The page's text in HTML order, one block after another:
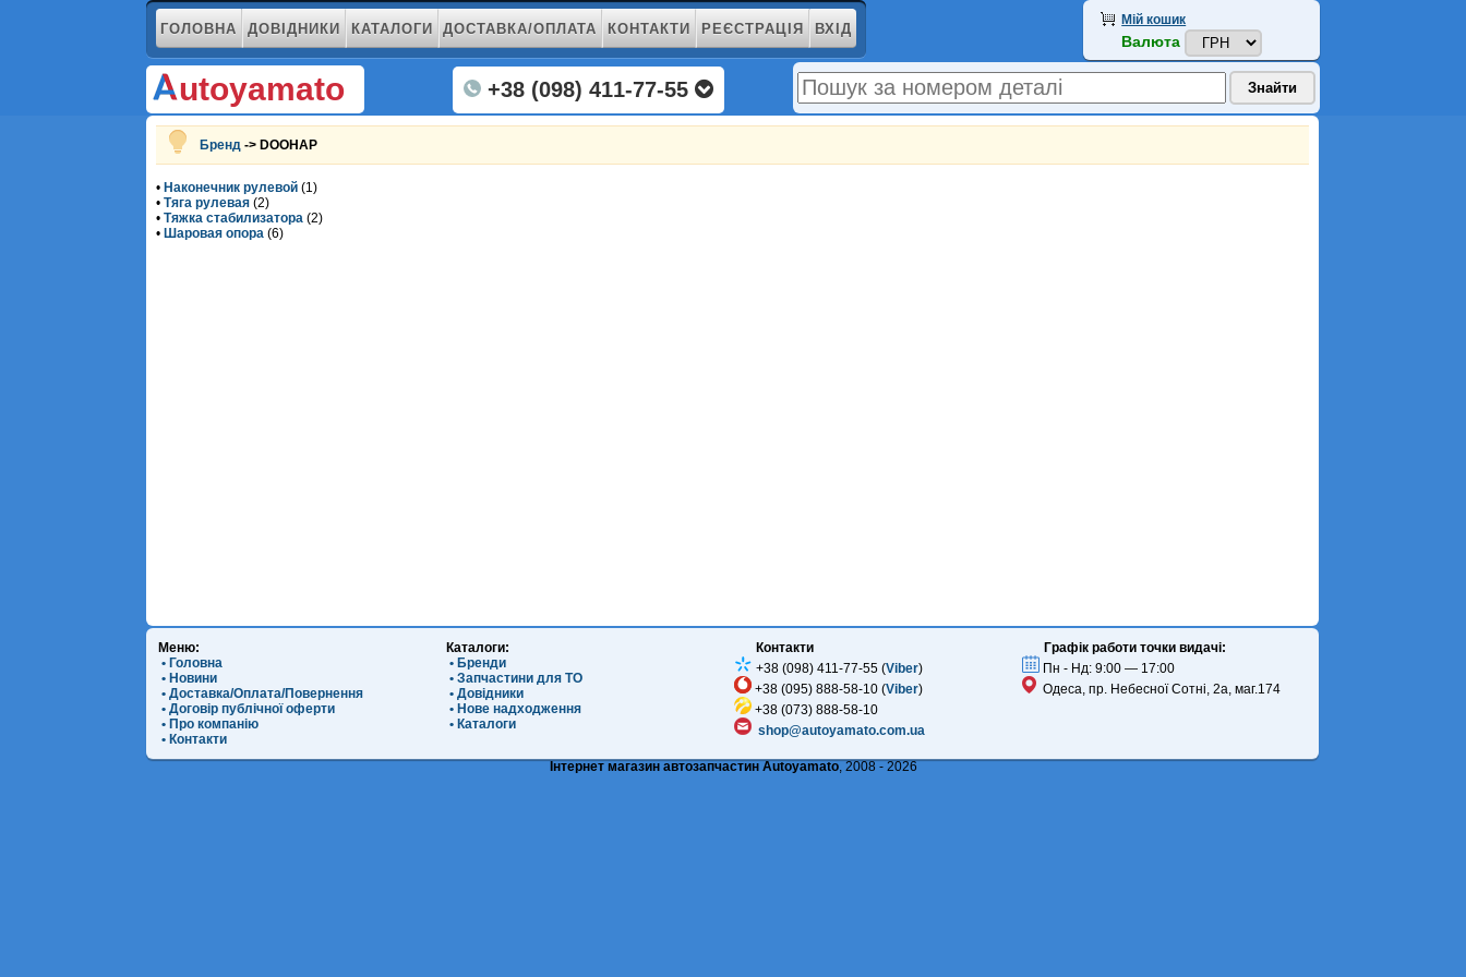
ГОЛОВНА ДОВІДНИКИ КАТАЛОГИ ДОСТАВКА/ОПЛАТА КОНТАКТИ РЕЄСТРАЦІЯ ВХІД
utoyamato +38 (098) 411-77-55
Мій кошик
Валюта
Бренд -> DOOHAP
• Наконечник рулевой (1)
•Тяга рулевая (2)
•Тяжка стабилизатора (2)
• Шаровая опора (6)
Меню:
• Головна
• Новини
• Доставка/Оплата/Повернення
• Договір публічної оферти
• Про компанію
• Контакти
Каталоги:
• Бренди
• Запчастини для ТО
• Довідники
• Нове надходження
• Каталоги
Контакти
+38 (098) 411-77-55 (Viber)
+38 (095) 888-58-10 (Viber)
+38 (073) 888-58-10
shop@autoyamato.com.ua
Графік работи точки видачі:
Пн - Нд: 9:00 — 17:00
Одеса, пр. Небесної Сотні, 2а, маг.174
Інтернет магазин автозапчастин Autoyamato, 2008 - 2026